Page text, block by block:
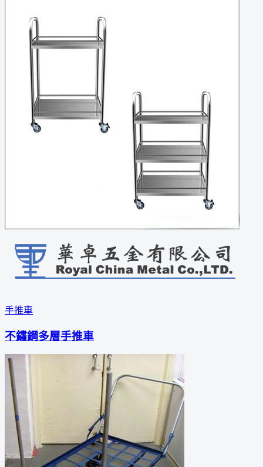
手推車
不鏽鋼多層手推車